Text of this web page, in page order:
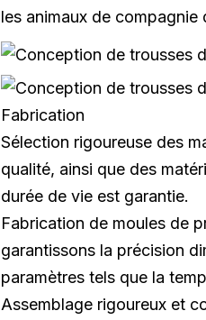
les animaux de compagnie
Fabrication
Sélection rigoureuse des
qualité, ainsi que des
durée de vie est garantie.
Fabrication de moules de
garantissons la précision
paramètres tels que la
Assemblage rigoureux et